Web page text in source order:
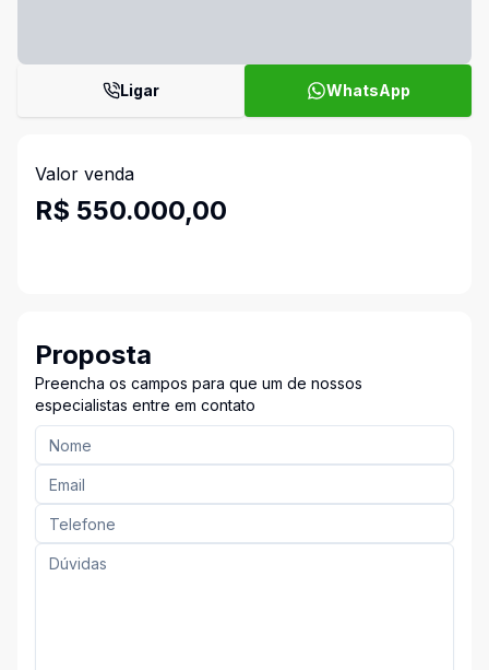
Ligar WhatsApp
Valor venda
R$ 550.000,00
Proposta
Preencha os campos para que um de nossos
especialistas entre em contato